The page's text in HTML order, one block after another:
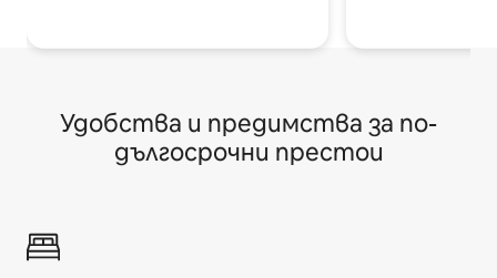
Удобства и предимства за по-
дългосрочни престои